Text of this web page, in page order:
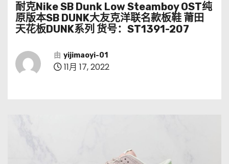
耐克Nike SB Dunk Low Steamboy OST纯
原版本SB DUNK大友克洋联名款板鞋 莆田
天花板DUNK系列 货号：ST1391-207
由 yijimaoyi-01
11月 17, 2022